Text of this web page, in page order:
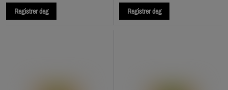
Registrer deg Registrer deg